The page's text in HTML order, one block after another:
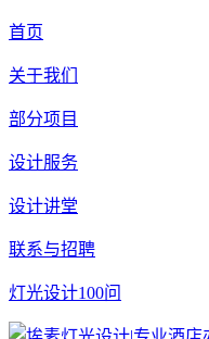
首页
关于我们
部分项目
设计服务
设计讲堂
联系与招聘
灯光设计100问